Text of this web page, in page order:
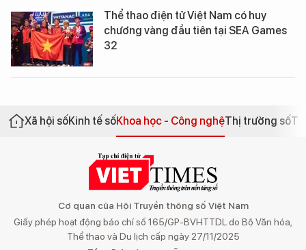
Thể thao điện tử Việt Nam có huy
chương vàng đầu tiên tại SEA Games
32
Xã hội sốKinh tế sốKhoa học - Công nghệThị trường số
Cơ quan của Hội Truyền thông số Việt Nam
Giấy phép hoạt động báo chí số 165/GP-BVHTTDL do Bộ Văn hóa,
Thể thao và Du lịch cấp ngày 27/11/2025